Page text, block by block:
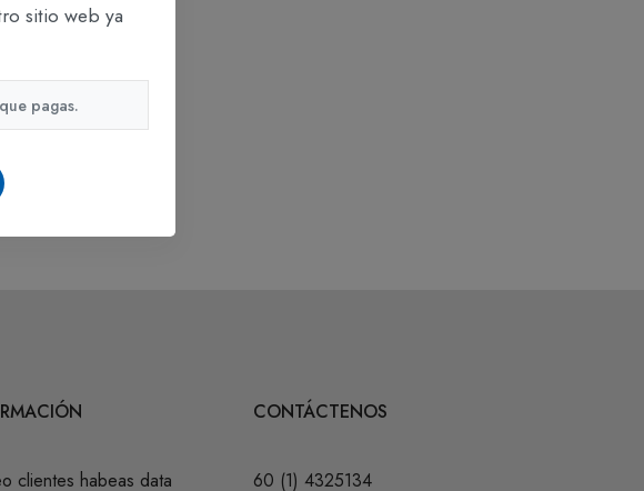
Pelikan
clientes habeas data
CONTÁCTENOS
60 (1) 4325134
sitio web ya
pagas.